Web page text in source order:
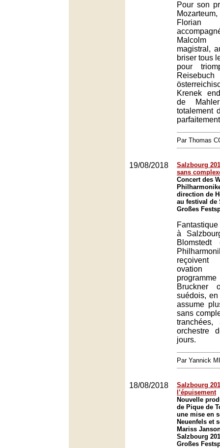
Pour son
magistral,
briser tous
pour
Krenek
de
totalement
Par Thomas
19/08/2018
Salzbourg
sans
Concert des
direction de
au festival de
Großes
à
reçoivent
Bruckner
suédois,
assume
sans
orchestre
jours.
Par Yannick
18/08/2018
Salzbourg
l’épuisement
Nouvelle
de Pique de
une mise en
Neuenfels et
Mariss
Salzbourg
Großes